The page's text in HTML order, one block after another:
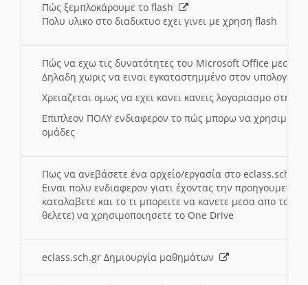
Πώς ξεμπλοκάρουμε το flash
Πολυ υλικο στο διαδικτυο εχει γινει με χρηση flash
Πώς να εχω τις δυνατότητες του Microsoft Office μεσω
Δηλαδη χωρις να ειναι εγκαταστημμένο στον
Χρειαζεται ομως να εχει κανει κανεις λογαριασμο στη
Επιπλεον ΠΟΛΥ ενδιαφερον το πώς μπορω να
ομάδες
Πως να ανεβάσετε ένα αρχείο/εργασία στο eclass.sch.gr
Ειναι πολυ ενδιαφερον γιατι έχοντας την
καταλαβετε και το τι μπορειτε να κανετε μεσα απο το
θελετε) να χρησιμοποιησετε το One Drive
eclass.sch.gr Δημιουργία μαθημάτων